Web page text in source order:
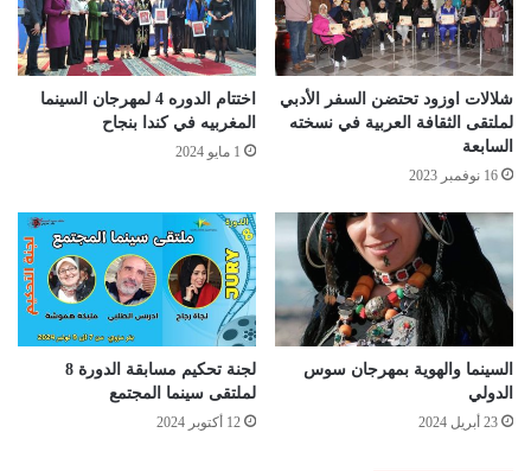
شلالات اوزود تحتضن السفر الأدبي
لملتقى الثقافة العربية في نسخته
السابعة
16 نوفمبر 2023
اختتام الدوره 4 لمهرجان السينما
المغربيه في كندا بنجاح
1 مايو 2024
السينما والهوية بمهرجان سوس
الدولي
23 أبريل 2024
لجنة تحكيم مسابقة الدورة 8
لملتقى سينما المجتمع
12 أكتوبر 2024